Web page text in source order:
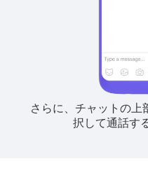
さらに、チャットの上
択して通話す